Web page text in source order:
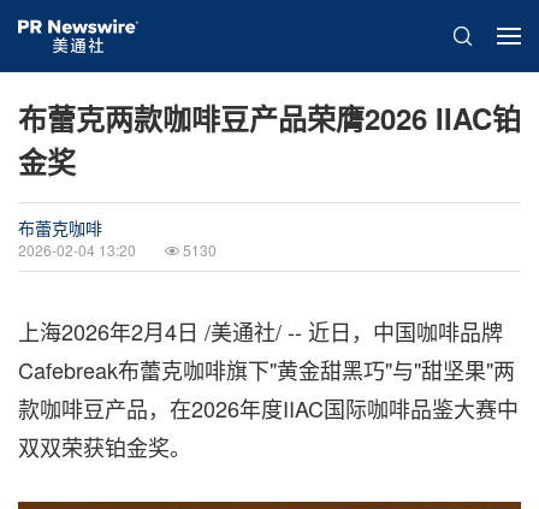
布蕾克两款咖啡豆产品荣膺2026 IIAC铂
金奖
布蕾克咖啡
2026-02-04 13:20 5130
上海2026年2月4日 /美通社/ -- 近日，中国咖啡品牌
Cafebreak布蕾克咖啡旗下"黄金甜黑巧"与"甜坚果"两
款咖啡豆产品，在2026年度IIAC国际咖啡品鉴大赛中
双双荣获铂金奖。